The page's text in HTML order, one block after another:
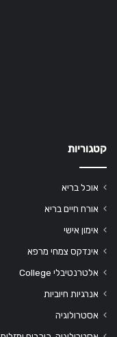
קטגוריות
אוכל בריא
אורח חיים בריא
אימון אישי
אינדקס צמחי מרפא
אלטרנטיבלי College
אנרגיות חיוביות
אסטרולוגיה